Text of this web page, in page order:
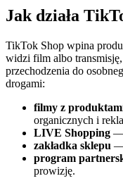
Jak działa
TikTok Shop wpina
widzi film albo
przechodzenia do
drogami:
filmy z
organicznych i
LIVE Shopping —
zakładka sklepu —
program
prowizję.